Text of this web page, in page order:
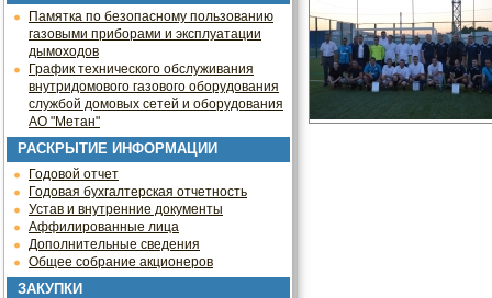
Памятка по безопасному пользованию
газовыми приборами и эксплуатации
дымоходов
График технического обслуживания
внутридомового газового оборудования
службой домовых сетей и оборудования
АО "Метан"
РАСКРЫТИЕ ИНФОРМАЦИИ
Годовой отчет
Годовая бухгалтерская отчетность
Устав и внутренние документы
Аффилированные лица
Дополнительные сведения
Общее собрание акционеров
ЗАКУПКИ